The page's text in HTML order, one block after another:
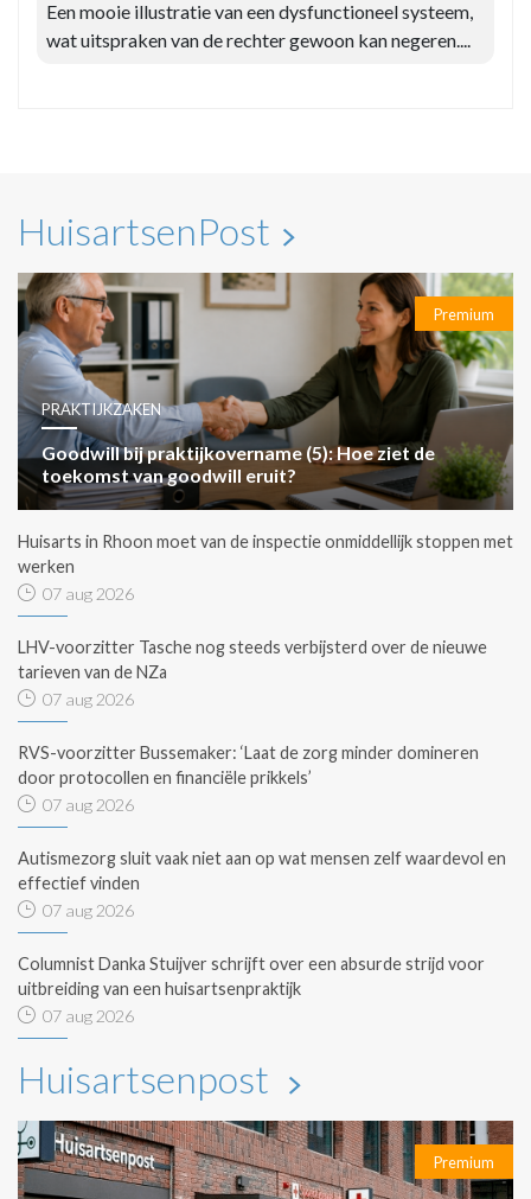
Een mooie illustratie van een dysfunctioneel systeem,
wat uitspraken van de rechter gewoon kan negeren....
HuisartsenPost
Premium
PRAKTIJKZAKEN
Goodwill bij praktijkovername (5): Hoe ziet de
toekomst van goodwill eruit?
Huisarts in Rhoon moet van de inspectie onmiddellijk stoppen met
werken
07 aug 2026
LHV-voorzitter Tasche nog steeds verbijsterd over de nieuwe
tarieven van de NZa
07 aug 2026
RVS-voorzitter Bussemaker: ‘Laat de zorg minder domineren
door protocollen en financiële prikkels’
07 aug 2026
Autismezorg sluit vaak niet aan op wat mensen zelf waardevol en
effectief vinden
07 aug 2026
Columnist Danka Stuijver schrijft over een absurde strijd voor
uitbreiding van een huisartsenpraktijk
07 aug 2026
Huisartsenpost
Premium